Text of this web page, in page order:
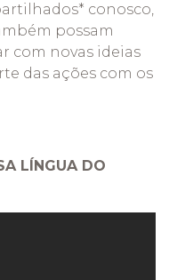
conosco,
possam
com novas ideias
das ações com os
LÍNGUA DO